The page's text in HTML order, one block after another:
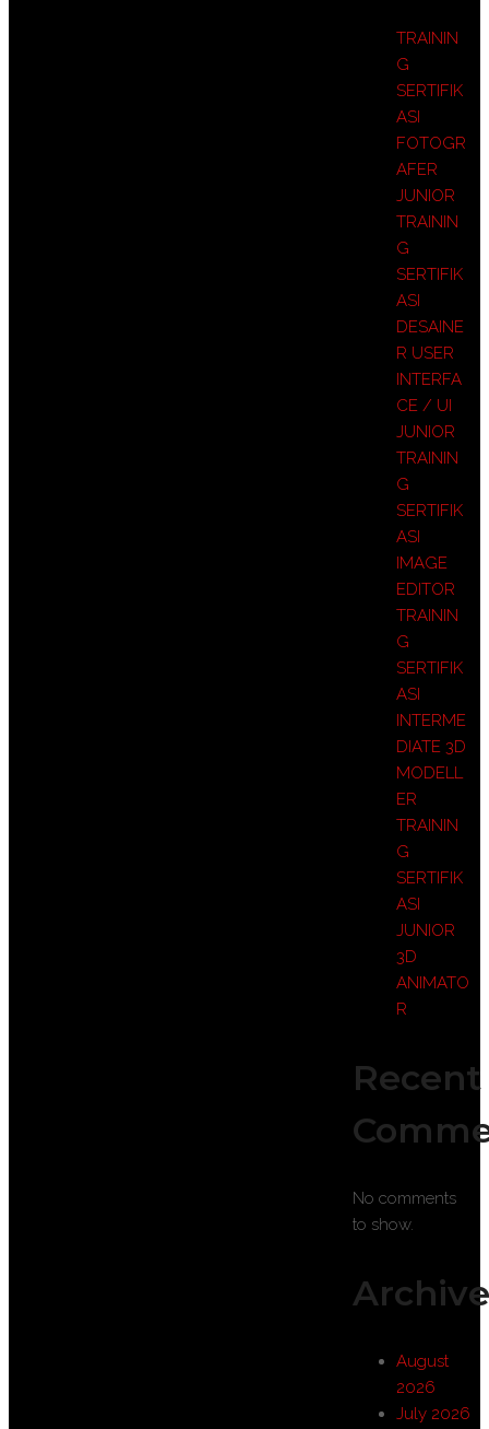
TRAININ
G
SERTIFIK
ASI
FOTOGR
AFER
JUNIOR
TRAININ
G
SERTIFIK
ASI
DESAINE
R USER
INTERFA
CE / UI
JUNIOR
TRAININ
G
SERTIFIK
ASI
IMAGE
EDITOR
TRAININ
G
SERTIFIK
ASI
INTERME
DIATE 3D
MODELL
ER
TRAININ
G
SERTIFIK
ASI
JUNIOR
3D
ANIMATO
R
Recent
No comments
to show.
August
2026
July 2026